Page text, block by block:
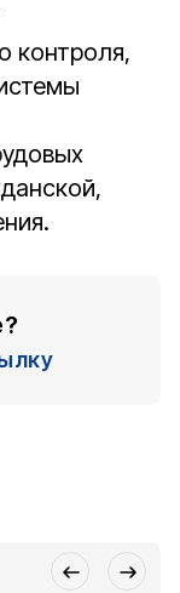
контроля,